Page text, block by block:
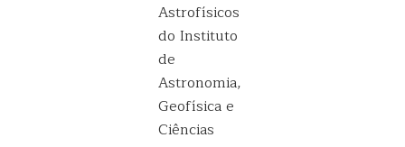
Astrofísicos
do Instituto
de
Astronomia,
Geofísica e
Ciências